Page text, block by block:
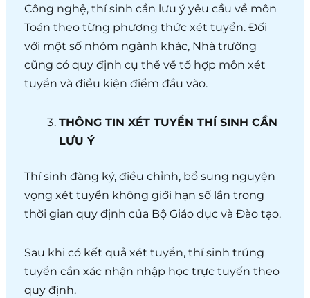
Công nghệ, thí sinh cần lưu ý yêu cầu về môn
Toán theo từng phương thức xét tuyển. Đối
với một số nhóm ngành khác, Nhà trường
cũng có quy định cụ thể về tổ hợp môn xét
tuyển và điều kiện điểm đầu vào.
THÔNG TIN XÉT TUYỂN THÍ SINH CẦN
LƯU Ý
Thí sinh đăng ký, điều chỉnh, bổ sung nguyện
vọng xét tuyển không giới hạn số lần trong
thời gian quy định của Bộ Giáo dục và Đào tạo.
Sau khi có kết quả xét tuyển, thí sinh trúng
tuyển cần xác nhận nhập học trực tuyến theo
quy định.